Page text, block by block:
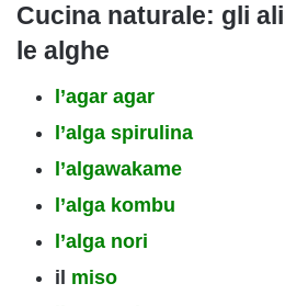
Cucina naturale: gli
le alghe
l’agar agar
l’alga spirulina
l’algawakame
l’alga kombu
l’alga nori
il miso